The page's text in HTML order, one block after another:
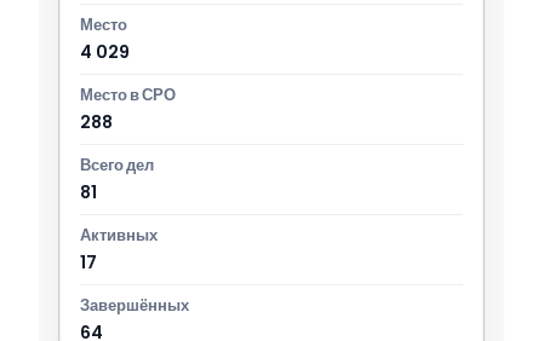
4 029
288
81
17
64